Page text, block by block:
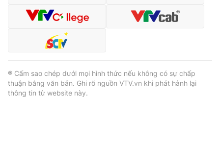
® Cấm sao chép dưới mọi hình thức nếu không có sự chấp
thuận bằng văn bản. Ghi rõ nguồn VTV.vn khi phát hành lại
thông tin từ website này.